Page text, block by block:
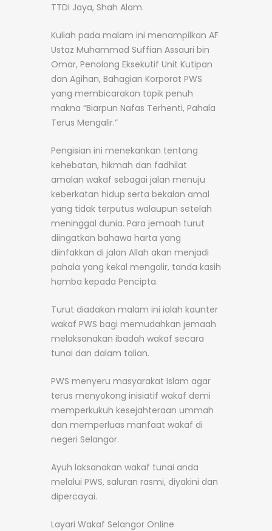
TTDI Jaya, Shah Alam.
Kuliah pada malam ini menampilkan AF
Ustaz Muhammad Suffian Assauri bin
Omar, Penolong Eksekutif Unit Kutipan
dan Agihan, Bahagian Korporat PWS
yang membicarakan topik penuh
makna “Biarpun Nafas Terhenti, Pahala
Terus Mengalir.”
Pengisian ini menekankan tentang
kehebatan, hikmah dan fadhilat
amalan wakaf sebagai jalan menuju
keberkatan hidup serta bekalan amal
yang tidak terputus walaupun setelah
meninggal dunia. Para jemaah turut
diingatkan bahawa harta yang
diinfakkan di jalan Allah akan menjadi
pahala yang kekal mengalir, tanda kasih
hamba kepada Pencipta.
Turut diadakan malam ini ialah kaunter
wakaf PWS bagi memudahkan jemaah
melaksanakan ibadah wakaf secara
tunai dan dalam talian.
PWS menyeru masyarakat Islam agar
terus menyokong inisiatif wakaf demi
memperkukuh kesejahteraan ummah
dan memperluas manfaat wakaf di
negeri Selangor.
Ayuh laksanakan wakaf tunai anda
melalui PWS, saluran rasmi, diyakini dan
dipercayai.
Layari Wakaf Selangor Online